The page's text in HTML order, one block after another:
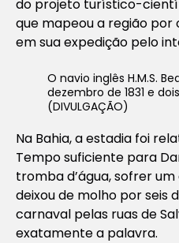
do projeto turístico-
que mapeou a região por
em sua expedição pelo
O navio inglês H.M.S.
dezembro de 1831 e
(DIVULGAÇÃO)
Na Bahia, a estadia foi
Tempo suficiente para
tromba d’água, sofrer
deixou de molho por seis
carnaval pelas ruas de
exatamente a palavra.